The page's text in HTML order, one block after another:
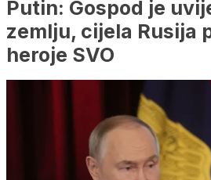
Putin: Gospod je
zemlju, cijela Rusija
heroje SVO